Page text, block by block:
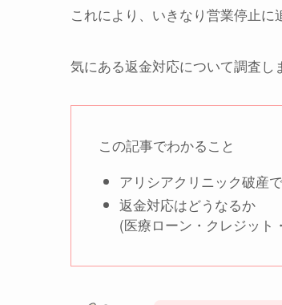
これにより、いきなり営業停止
気にある返金対応について調査し
この記事でわかること
アリシアクリニック破産
返金対応はどうなるか
(医療ローン・クレジット